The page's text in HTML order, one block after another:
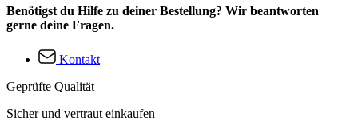
Benötigst du Hilfe zu deiner Bestellung? Wir beantworten
gerne deine Fragen.
Kontakt
Geprüfte Qualität
Sicher und vertraut einkaufen